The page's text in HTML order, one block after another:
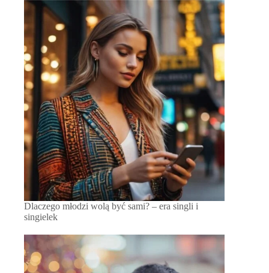
Dlaczego młodzi wolą być sami? – era singli i
singielek